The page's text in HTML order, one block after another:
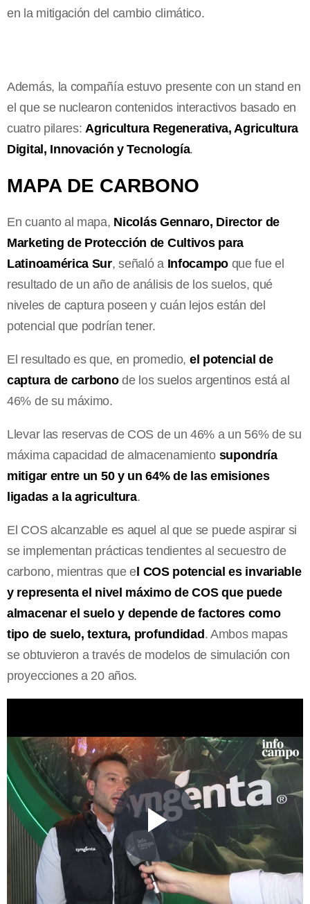
en la mitigación del cambio climático.
Además, la compañía estuvo presente con un stand en
el que se nuclearon contenidos interactivos basado en
cuatro pilares: Agricultura Regenerativa, Agricultura
Digital, Innovación y Tecnología.
MAPA DE CARBONO
En cuanto al mapa, Nicolás Gennaro, Director de
Marketing de Protección de Cultivos para
Latinoamérica Sur, señaló a Infocampoque fue el
resultado de un año de análisis de los suelos, qué
niveles de captura poseen y cuán lejos están del
potencial que podrían tener.
El resultado es que, en promedio, el potencial de
captura de carbonode los suelos argentinos está al
46% de su máximo.
Llevar las reservas de COS de un 46% a un 56% de su
máxima capacidad de almacenamiento supondría
mitigar entre un 50 y un 64% de las emisiones
ligadas a la agricultura.
El COS alcanzable es aquel al que se puede aspirar si
se implementan prácticas tendientes al secuestro de
carbono, mientras que el COS potencial es invariable
y representa el nivel máximo de COS que puede
almacenar el suelo y depende de factores como
tipo de suelo, textura, profundidad. Ambos mapas
se obtuvieron a través de modelos de simulación con
proyecciones a 20 años.